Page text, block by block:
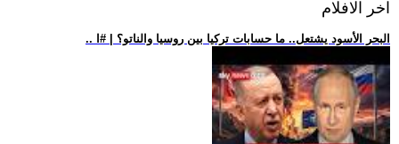
اخر الافلام
.. البحر الأسود يشتعل.. ما حسابات تركيا بين روسيا والناتو؟ | #ا